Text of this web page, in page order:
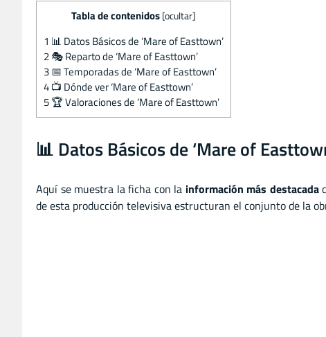
Tabla de contenidos [ocultar]
1 📊 Datos Básicos de ‘Mare of Easttown’
2🎭 Reparto de ‘Mare of Easttown’
3📅 Temporadas de ‘Mare of Easttown’
4📺 Dónde ver ‘Mare of Easttown’
5🏆 Valoraciones de ‘Mare of Easttown’
📊 Datos Básicos de ‘Mare of
Aquí se muestra la ficha con la información más destacada
de esta producción televisiva estructuran el conjunto de la